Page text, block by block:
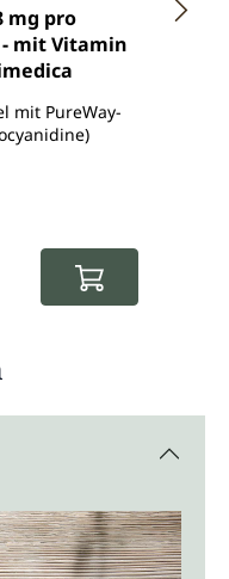
von 4.5 von 5
mg pro
- mit Vitamin
mit PureWay-